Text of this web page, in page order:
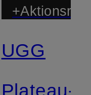
UGG
Plateau-